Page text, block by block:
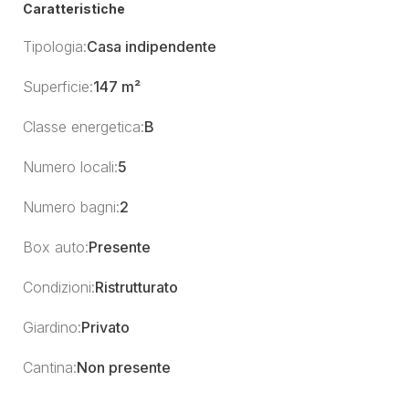
Caratteristiche
Tipologia:Casa indipendente
Superficie:147 m²
Classe energetica:B
Numero locali:5
Numero bagni:2
Box auto:Presente
Condizioni:Ristrutturato
Giardino:Privato
Cantina:Non presente